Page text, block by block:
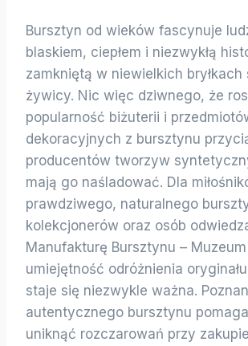
Bursztyn od wieków fascynuje
blaskiem, ciepłem i niezwykłą
zamkniętą w niewielkich bryłkach
żywicy. Nic więc dziwnego, że
popularność biżuterii i
dekoracyjnych z bursztynu
producentów tworzyw
mają go naśladować. Dla
prawdziwego, naturalnego
kolekcjonerów oraz osób
Manufakturę Bursztynu –
umiejętność odróżnienia
staje się niezwykle ważna.
autentycznego bursztynu
uniknąć rozczarowań przy